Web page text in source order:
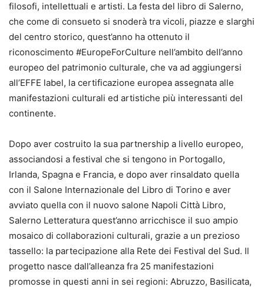
filosofi, intellettuali e artisti. La festa del libro di Salerno,
che come di consueto si snoderà tra vicoli, piazze e slarghi
del centro storico, quest’anno ha ottenuto il
riconoscimento #EuropeForCulture nell’ambito dell’anno
europeo del patrimonio culturale, che va ad aggiungersi
all’EFFE label, la certificazione europea assegnata alle
manifestazioni culturali ed artistiche più interessanti del
continente.
Dopo aver costruito la sua partnership a livello europeo,
associandosi a festival che si tengono in Portogallo,
Irlanda, Spagna e Francia, e dopo aver rinsaldato quella
con il Salone Internazionale del Libro di Torino e aver
avviato quella con il nuovo salone Napoli Città Libro,
Salerno Letteratura quest’anno arricchisce il suo ampio
mosaico di collaborazioni culturali, grazie a un prezioso
tassello: la partecipazione alla Rete dei Festival del Sud. Il
progetto nasce dall’alleanza fra 25 manifestazioni
promosse in questi anni in sei regioni: Abruzzo, Basilicata,